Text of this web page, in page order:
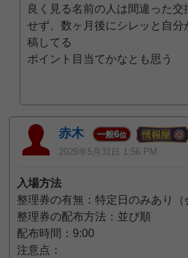
良く見る名前の人は間違った
せず、数ヶ月後にシレッと自分
稿してる
ポイント目当てかなとも思う
赤木 一般6位
2026年5月31日 1:56 PM
入場方法
整理券の有無：特定日のみあり（
整理券の配布方法：並び順
配布時間：9:00
注意点：